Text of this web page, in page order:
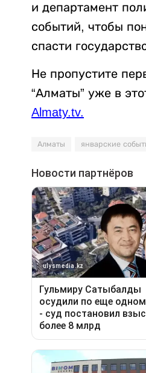
и департамент
событий, чтобы
спасти
Не пропустите
“Алматы” уже в
Almaty.tv.
Алматы январские